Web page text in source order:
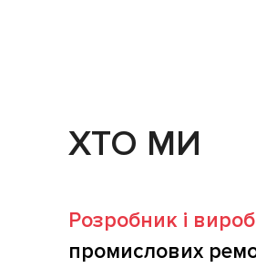
ХТО МИ
Розробник і
промислових